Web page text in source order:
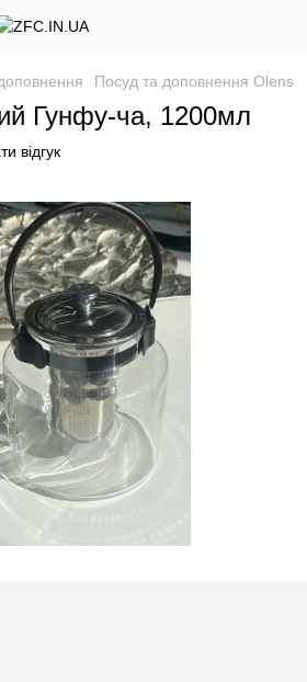
Посуд та доповнення Olens
Гунфу-ча, 1200мл
відгук